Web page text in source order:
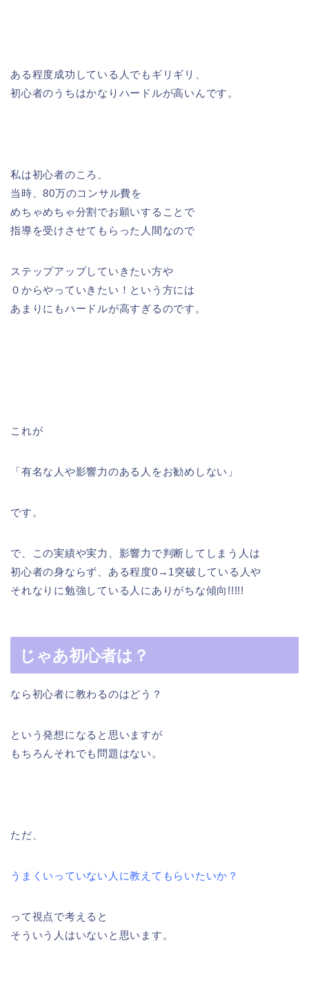
ある程度成功している人でもギリギリ、
初心者のうちはかなりハードルが高いんです。
私は初心者のころ、
当時、80万のコンサル費を
めちゃめちゃ分割でお願いすることで
指導を受けさせてもらった人間なので
ステップアップしていきたい方や
０からやっていきたい！という方には
あまりにもハードルが高すぎるのです。
これが
「有名な人や影響力のある人をお勧めしない」
です。
で、この実績や実力、影響力で判断してしまう人は
初心者の身ならず、ある程度0→1突破している人や
それなりに勉強している人にありがちな傾向!!!!!
じゃあ初心者は？
なら初心者に教わるのはどう？
という発想になると思いますが
もちろんそれでも問題はない。
ただ、
うまくいっていない人に教えてもらいたいか？
って視点で考えると
そういう人はいないと思います。